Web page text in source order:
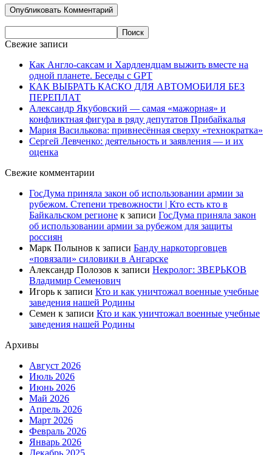
Свежие записи
Как Англо-саксам и Хардлендцам выжить вместе на
одной планете. Беседы с GPT
КАК ВЫБРАТЬ КАСКО ДЛЯ АВТОМОБИЛЯ БЕЗ
ПЕРЕПЛАТ
Александр Якубовский — самая «мажорная» и
конфликтная фигура в ряду депутатов Прибайкалья
Мария Василькова: привнесённая сверху «технократка»
Сергей Левченко: деятельность и заявления — и их
оценка
Свежие комментарии
ГосДума приняла закон об использовании армии за
рубежом. Степени тревожности | Кто есть кто в
Байкальском регионе к записи ГосДума приняла закон
об использовании армии за рубежом для защиты
россиян
Марк Полынов к записи Банду наркоторговцев
«повязали» силовики в Ангарске
Александр Полозов к записи Некролог: ЗВЕРЬКОВ
Владимир Семенович
Игорь к записи Кто и как уничтожал военные учебные
заведения нашей Родины
Семен к записи Кто и как уничтожал военные учебные
заведения нашей Родины
Архивы
Август 2026
Июль 2026
Июнь 2026
Май 2026
Апрель 2026
Март 2026
Февраль 2026
Январь 2026